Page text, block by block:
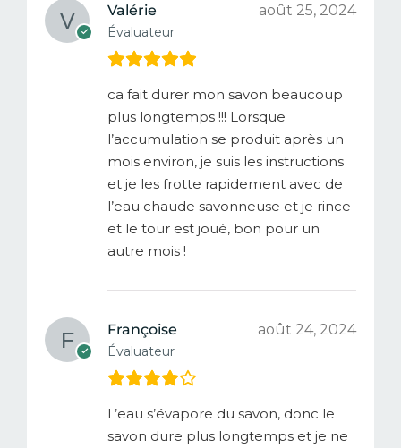
Valérie
Évaluateur
août 25, 2024
ca fait durer mon savon beaucoup
plus longtemps !!! Lorsque
l’accumulation se produit après un
mois environ, je suis les instructions
et je les frotte rapidement avec de
l’eau chaude savonneuse et je rince
et le tour est joué, bon pour un
autre mois !
Françoise
Évaluateur
août 24, 2024
L’eau s’évapore du savon, donc le
savon dure plus longtemps et je ne